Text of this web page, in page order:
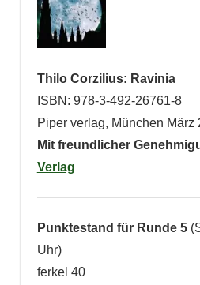
Thilo Corzilius: Ravinia
ISBN: 978-3-492-26761-8
Piper verlag, München März
Mit freundlicher
Verlag
Punktestand für Runde 5
Uhr)
ferkel 40